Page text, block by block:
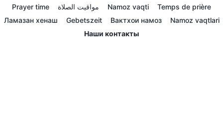
Prayer time مواقيت الصلاة Namoz vaqti
Temps de prière
Ламазан хенаш
Gebetszeit Вактхои намоз
Namoz vaqtlari
Наши контакты